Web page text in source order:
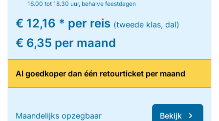
16.00 tot 18.30 uur, behalve feestdagen
€ 12,16 * per reis (tweede klas, dal)
€ 6,35 per maand
Al goedkoper dan één retourticket per maand
Maandelijks opzegbaar Bekijk